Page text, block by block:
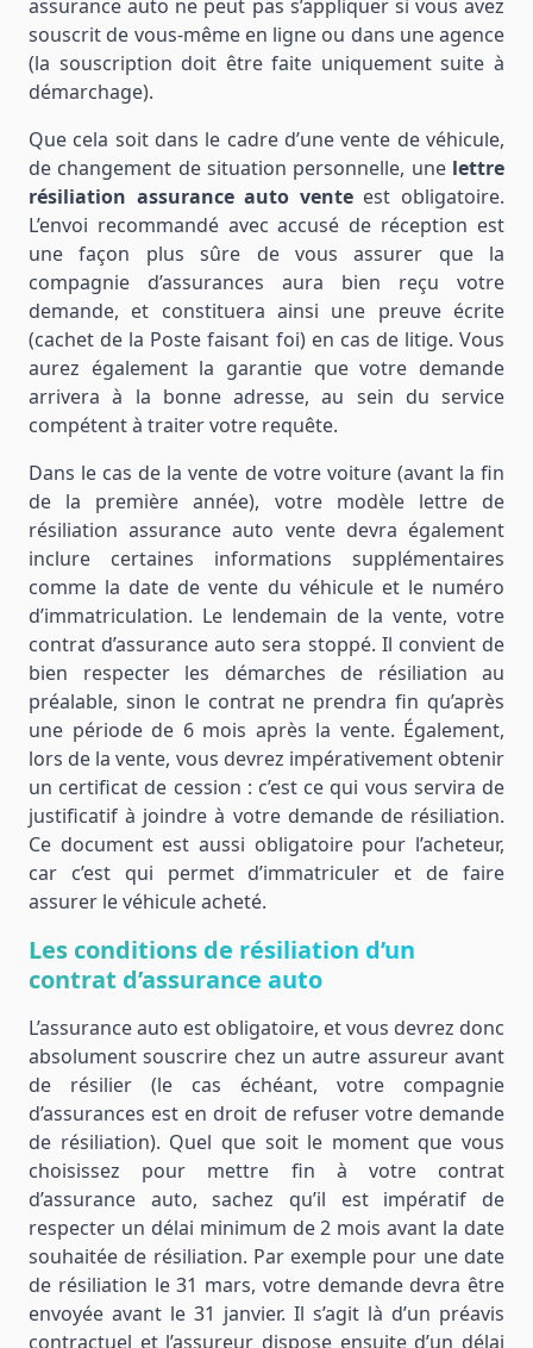
assurance auto ne peut pas s’appliquer si vous avez
souscrit de vous-même en ligne ou dans une agence
(la souscription doit être faite uniquement suite à
démarchage).
Que cela soit dans le cadre d’une vente de véhicule,
de changement de situation personnelle, une lettre
résiliation assurance auto venteest obligatoire.
L’envoi recommandé avec accusé de réception est
une façon plus sûre de vous assurer que la
compagnie d’assurances aura bien reçu votre
demande, et constituera ainsi une preuve écrite
(cachet de la Poste faisant foi) en cas de litige. Vous
aurez également la garantie que votre demande
arrivera à la bonne adresse, au sein du service
compétent à traiter votre requête.
Dans le cas de la vente de votre voiture (avant la fin
de la première année), votre modèle lettre de
résiliation assurance auto vente devra également
inclure certaines informations supplémentaires
comme la date de vente du véhicule et le numéro
d’immatriculation. Le lendemain de la vente, votre
contrat d’assurance auto sera stoppé. Il convient de
bien respecter les démarches de résiliation au
préalable, sinon le contrat ne prendra fin qu’après
une période de 6 mois après la vente. Également,
lors de la vente, vous devrez impérativement obtenir
un certificat de cession : c’est ce qui vous servira de
justificatif à joindre à votre demande de résiliation.
Ce document est aussi obligatoire pour l’acheteur,
car c’est qui permet d’immatriculer et de faire
assurer le véhicule acheté.
Les conditions de résiliation d’un
contrat d’assurance auto
L’assurance auto est obligatoire, et vous devrez donc
absolument souscrire chez un autre assureur avant
de résilier (le cas échéant, votre compagnie
d’assurances est en droit de refuser votre demande
de résiliation). Quel que soit le moment que vous
choisissez pour mettre fin à votre contrat
d’assurance auto, sachez qu’il est impératif de
respecter un délai minimum de 2 mois avant la date
souhaitée de résiliation. Par exemple pour une date
de résiliation le 31 mars, votre demande devra être
envoyée avant le 31 janvier. Il s’agit là d’un préavis
contractuel et l’assureur dispose ensuite d’un délai